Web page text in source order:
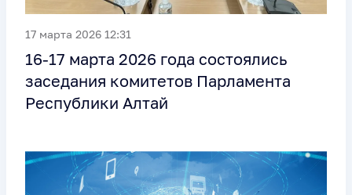
17 марта 2026 12:31
16-17 марта 2026 года состоялись
заседания комитетов Парламента
Республики Алтай